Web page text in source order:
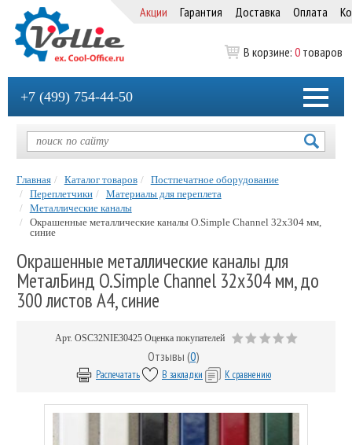
Акции Гарантия Доставка Оплата
В корзине: 0 товаров
+7 (499) 754-44-50
Главная Каталог товаров
Постпечатное оборудование
Переплетчики
Материалы для переплета
Металлические каналы
Окрашенные металлические каналы O.Simple Channel 32х304 мм,
синие
Окрашенные металлические каналы для
МеталБинд O.Simple Channel 32х304 мм, до
300 листов А4, синие
Арт. OSC32NIE30425 Оценка покупателей
Отзывы (0)
Распечатать В закладки К сравнению